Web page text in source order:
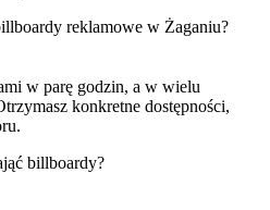
reklamowe w Żaganiu?
w parę godzin, a w wielu
konkretne dostępności,
billboardy?